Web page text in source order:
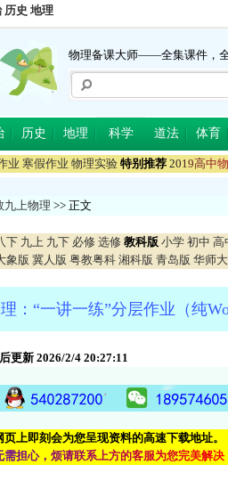
历史 地理
物理备课大师——全集课件，
历史 地理 科学 道法 体育
业 寒假作业 物理实验 特别推荐 2019高中物
九上物理 >> 正文
下 九上 九下 必修 选修 教科版 小学 初中 高
象版 冀人版 粤教粤科 湘科版 青岛版 华师大
：“一讲一练”分层作业（纯
更新 2026/2/4 20:27:11
上即刻会为您呈现资料的高速下载地址。
需担心， 烦请联系上方的客服为您完美解决